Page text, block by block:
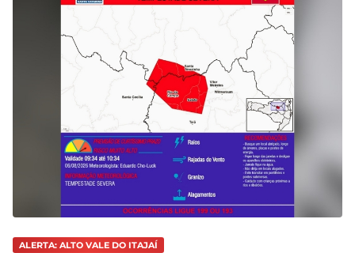
ALERTA: ALTO VALE DO ITAJAÍ